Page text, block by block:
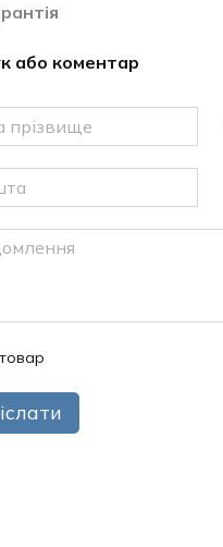
або коментар